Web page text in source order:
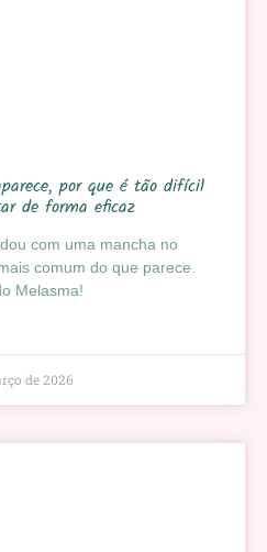
por que é tão difícil
de forma eficaz
com uma mancha no
comum do que parece.
Melasma!
de 2026